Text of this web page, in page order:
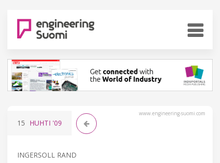
www.engineering-suomi.com
15 HUHTI '09
INGERSOLL RAND